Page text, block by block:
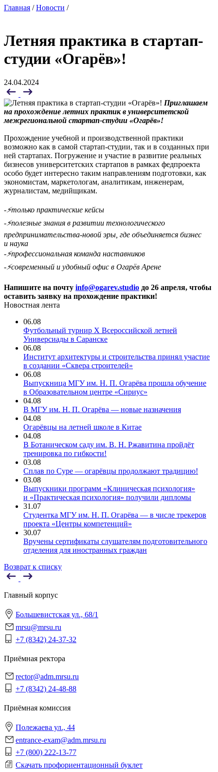
Главная /Новости /
Летняя практика в стартап-
студии «Огарёв»!
24.04.2024
Приглашаем
на прохождение летних практик в университетской
межрегиональной стартап-студии «Огарёв»!
Прохождение учебной и производственной практики
возможно как в самой стартап-студии, так и в созданных при
ней стартапах. Погружение и участие в развитие реальных
бизнесов университетских стартапов в рамках федпроекта
особо будет интересно таким направлениям подготовки, как
экономистам, маркетологам, аналитикам, инженерам,
журналистам, медийщикам.
-⚡️только практические кейсы
-⚡️полезные знания в развитии технологического
предпринимательства-новой эры, где объединяется бизнес
и наука
-⚡️профессиональная команда наставников
-⚡️современный и удобный офис в Огарёв Арене
Напишите на почту info@ogarev.studio до 26 апреля, чтобы
оставить заявку на прохождение практики!
Новостная лента
06.08
Футбольный турнир X Всероссийской летней
Универсиады в Саранске
06.08
Институт архитектуры и строительства принял участие
в создании «Сквера строителей»
06.08
Выпускница МГУ им. Н. П. Огарёва прошла обучение
в Образовательном центре «Сириус»
04.08
В МГУ им. Н. П. Огарёва — новые назначения
04.08
Огарёвцы на летней школе в Китае
04.08
В Ботаническом саду им. В. Н. Ржавитина пройдёт
тренировка по гибкости!
03.08
Сплав по Суре — огарёвцы продолжают традицию!
03.08
Выпускники программ «Клиническая психология»
и «Практическая психология» получили дипломы
31.07
Студентка МГУ им. Н. П. Огарёва — в числе трекеров
проекта «Центры компетенций»
30.07
Вручены сертификаты слушателям подготовительного
отделения для иностранных граждан
Возврат к списку
Главный корпус
Большевистская ул., 68/1
mrsu@mrsu.ru
+7 (8342) 24-37-32
Приёмная ректора
rector@adm.mrsu.ru
+7 (8342) 24-48-88
Приёмная комиссия
Полежаева ул., 44
entrance-exam@adm.mrsu.ru
+7 (800) 222-13-77
Скачать профориентационный буклет